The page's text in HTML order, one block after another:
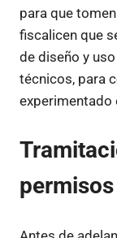
para que
fiscalicen que
de diseño y
técnicos, para
experimentado
permisos